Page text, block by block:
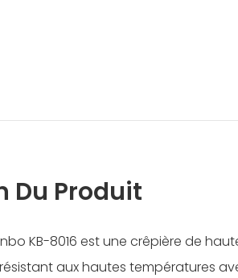
Du Produit
KB-8016 est une crêpière de
aux hautes températures